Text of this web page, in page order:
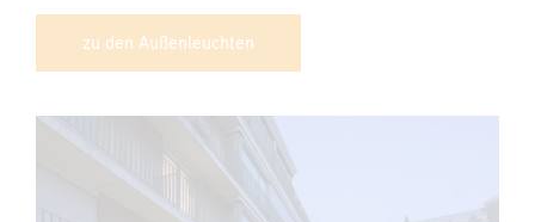
zu den Außenleuchten